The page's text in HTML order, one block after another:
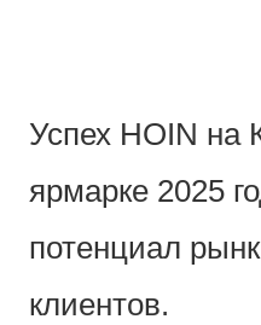
Успех HOIN на
ярмарке 2025
потенциал
клиентов.